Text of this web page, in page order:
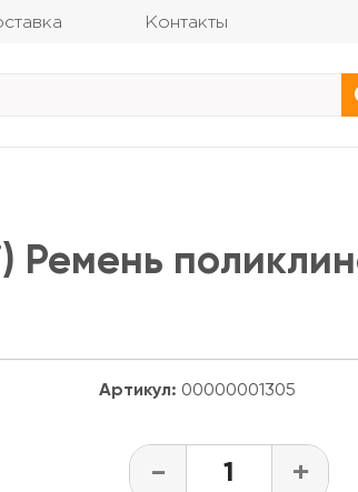
Контакты
Ремень
Артикул: 00000001305
- +